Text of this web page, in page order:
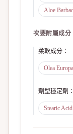
Aloe
次要附屬成分
柔軟成分 ：
Olea
劑型穩定劑 ：
Stearic Acid